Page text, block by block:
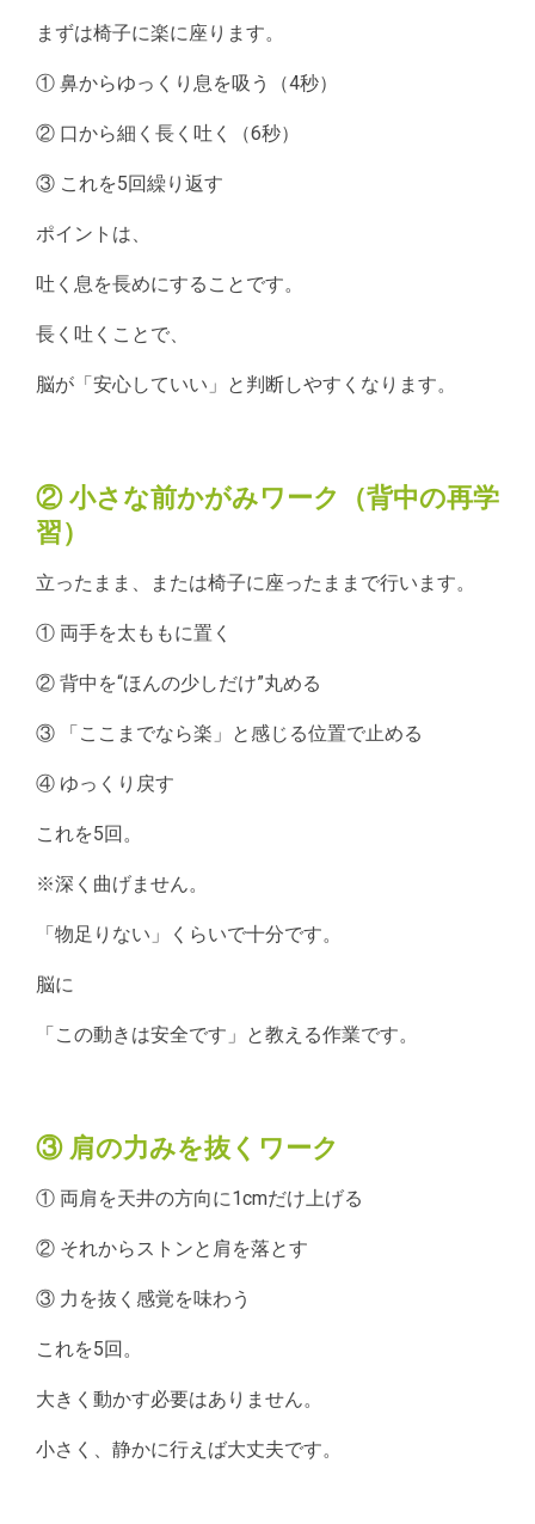
まずは椅子に楽に座ります。
① 鼻からゆっくり息を吸う（4秒）
② 口から細く長く吐く（6秒）
③ これを5回繰り返す
ポイントは、
吐く息を長めにすることです。
長く吐くことで、
脳が「安心していい」と判断しやすくなります。
② 小さな前かがみワーク（背中の再学
習）
立ったまま、または椅子に座ったままで行います。
① 両手を太ももに置く
② 背中を“ほんの少しだけ”丸める
③ 「ここまでなら楽」と感じる位置で止める
④ ゆっくり戻す
これを5回。
※深く曲げません。
「物足りない」くらいで十分です。
脳に
「この動きは安全です」と教える作業です。
③ 肩の力みを抜くワーク
① 両肩を天井の方向に1cmだけ上げる
② それからストンと肩を落とす
③ 力を抜く感覚を味わう
これを5回。
大きく動かす必要はありません。
小さく、静かに行えば大丈夫です。